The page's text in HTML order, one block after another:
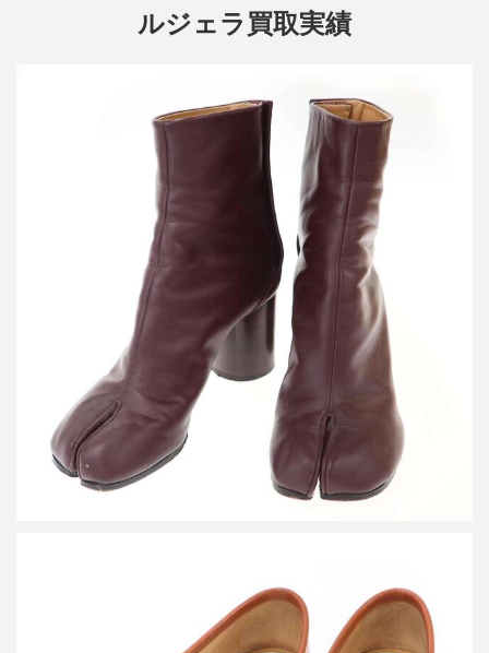
ルジェラ買取実績
メゾン マルジェラ TABI 80mm 足袋 レザーヒールブーツ
買取金額26,400円
詳しく見る